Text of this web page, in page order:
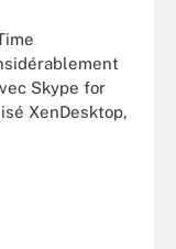
Skype for
XenDesktop,